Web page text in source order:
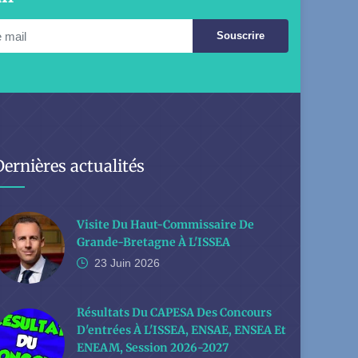
Souscrire
actualités
Visite Du Haut-Commissaire De
Grande-Bretagne À L'ISSEA
23 Juin 2026
Résultats Du CAPESA Des Concours
D'entrées À L'ISSEA, ENSAE, ENSEA Et
ENEAM, Session 2026-2027